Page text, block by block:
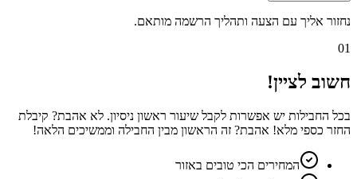
נחזור אליך עם הצעה ותהליך הרשמה מותאם.
01
חשוב לציין!
בכל החבילות יש אפשרות לקבל שיעור ראשון ניסיון. לא אהבת? קיבלת
החזר כספי מלא! אהבת? זה הראשון מבין החבילה וממשיכים הלאה!
המחירים הכי טובים באזור